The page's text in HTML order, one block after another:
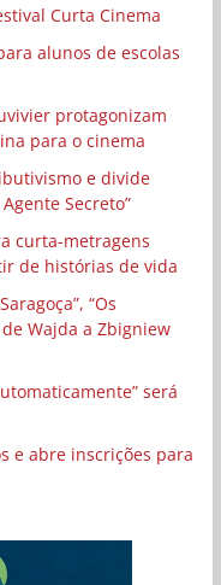
Curta Cinema
alunos de escolas
protagonizam
para o cinema
e divide
Secreto”
curta-metragens
de histórias de vida
“Os
Wajda a Zbigniew
será
e abre inscrições para